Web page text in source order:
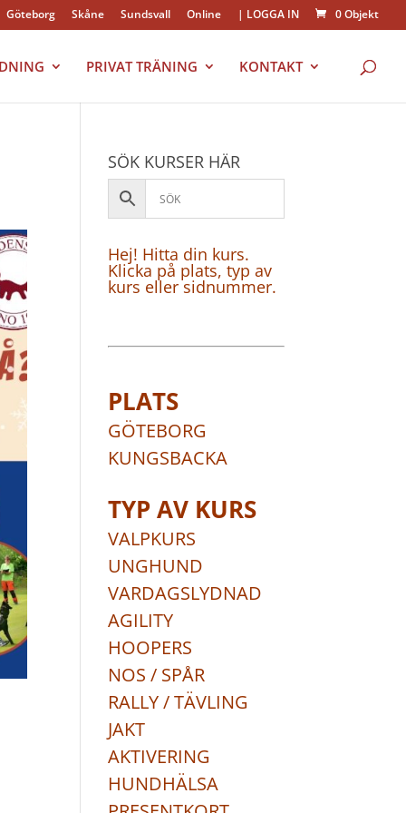
Göteborg Skåne Sundsvall Online | LOGGA IN 0 Objekt
PRIVAT TRÄNING KONTAKT
SÖK KURSER HÄR
Hej! Hitta din kurs.
Klicka på plats, typ av
kurs eller sidnummer.
PLATS
GÖTEBORG
KUNGSBACKA
TYP AV KURS
VALPKURS
UNGHUND
VARDAGSLYDNAD
AGILITY
HOOPERS
NOS / SPÅR
RALLY / TÄVLING
JAKT
AKTIVERING
HUNDHÄLSA